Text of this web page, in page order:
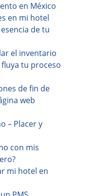
en México
en mi hotel
de tu
el inventario
tu proceso
de fin de
web
– Placer y
con mis
mi hotel en